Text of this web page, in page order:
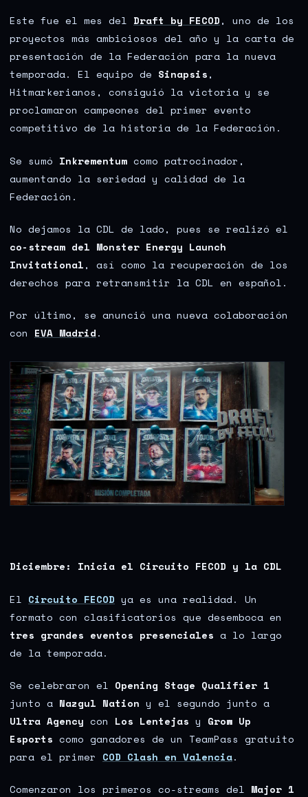
Este fue el mes del Draft by FECOD, uno de los
proyectos más ambiciosos del año y la carta de
presentación de la Federación para la nueva
temporada. El equipo de Sinapsis,
Hitmarkerianos, consiguió la victoria y se
proclamaron campeones del primer evento
competitivo de la historia de la Federación.
Se sumó Inkrementum como patrocinador,
aumentando la seriedad y calidad de la
Federación.
No dejamos la CDL de lado, pues se realizó el
co-stream del Monster Energy Launch
Invitational, así como la recuperación de los
derechos para retransmitir la CDL en español.
Por último, se anunció una nueva colaboración
con EVA Madrid.
Diciembre: Inicia el Circuito FECOD y la CDL
El Circuito FECOD ya es una realidad. Un
formato con clasificatorios que desemboca en
tres grandes eventos presenciales a lo largo
de la temporada.
Se celebraron el Opening Stage Qualifier 1
junto a Nazgul Nation y el segundo junto a
Ultra Agency con Los Lentejas y Grow Up
Esports como ganadores de un TeamPass gratuito
para el primer COD Clash en Valencia.
Comenzaron los primeros co-streams del Major 1